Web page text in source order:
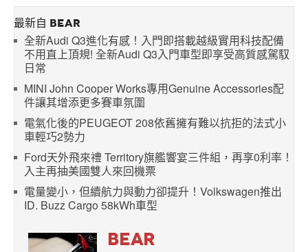
最新自 BEAR
全新Audi Q3進化有感！入門即搭載越級實用科技配備
不用直上頂規! 全新Audi Q3入門車型即享受高質感駕馭
日常
MINI John Cooper Works專用Genuine Accessories配
件讓其增添更多賽車氛圍
電氣化後的PEUGEOT 208依舊擁有難以抗拒的法式小
車輕巧2勢力
Ford天外飛來禮 Territory旗艦響宴三件組，再享0利率！
入主再抽美國雙人來回機票
電量變小，但續航力與動力卻提升！Volkswagen推出
ID. Buzz Cargo 58kWh車型
BEAR